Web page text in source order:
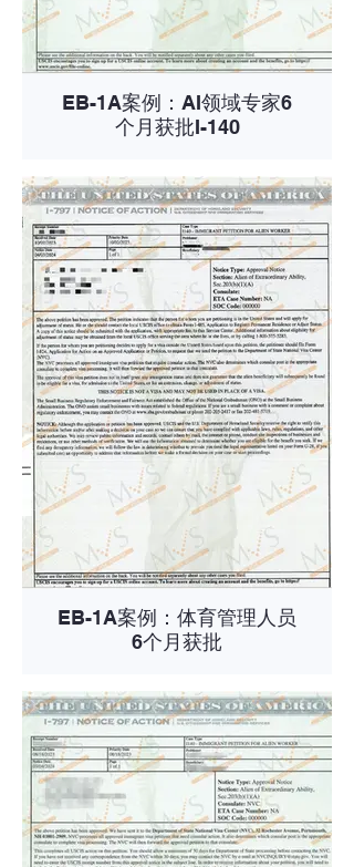
EB-1A案例：AI领域专家6
个月获批I-140
EB-1A案例：体育管理人员
6个月获批